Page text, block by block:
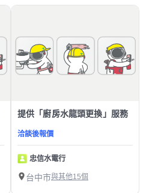
提供「廚房水龍頭更換」服務
洽談後報價
忠信水電行
台中市與其他15個